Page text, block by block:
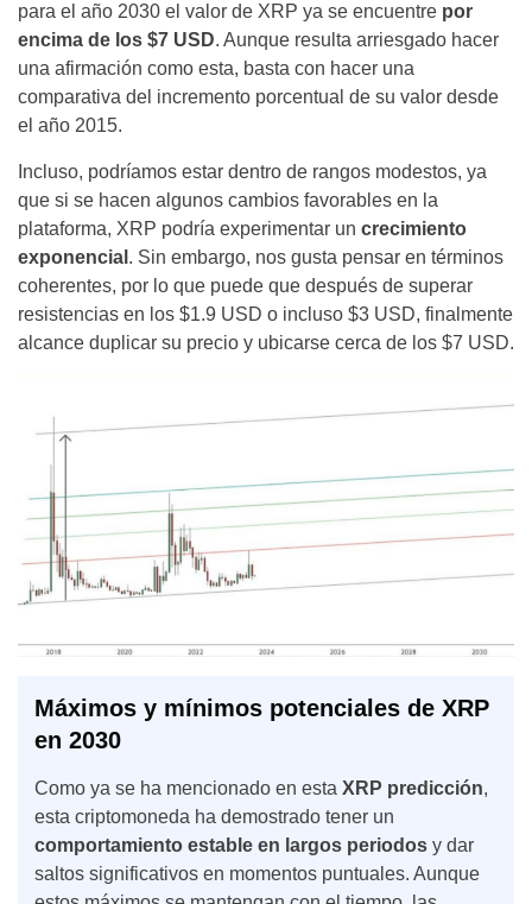
para el año 2030 el valor de XRP ya se encuentre por
encima de los $7 USD. Aunque resulta arriesgado hacer
una afirmación como esta, basta con hacer una
comparativa del incremento porcentual de su valor desde
el año 2015.
Incluso, podríamos estar dentro de rangos modestos, ya
que si se hacen algunos cambios favorables en la
plataforma, XRP podría experimentar un crecimiento
exponencial . Sin embargo, nos gusta pensar en términos
coherentes, por lo que puede que después de superar
resistencias en los $1.9 USD o incluso $3 USD, finalmente
alcance duplicar su precio y ubicarse cerca de los $7 USD.
Máximos y mínimos potenciales de XRP
en 2030
Como ya se ha mencionado en esta XRP predicción,
esta criptomoneda ha demostrado tener un
comportamiento estable en largos periodos y dar
saltos significativos en momentos puntuales. Aunque